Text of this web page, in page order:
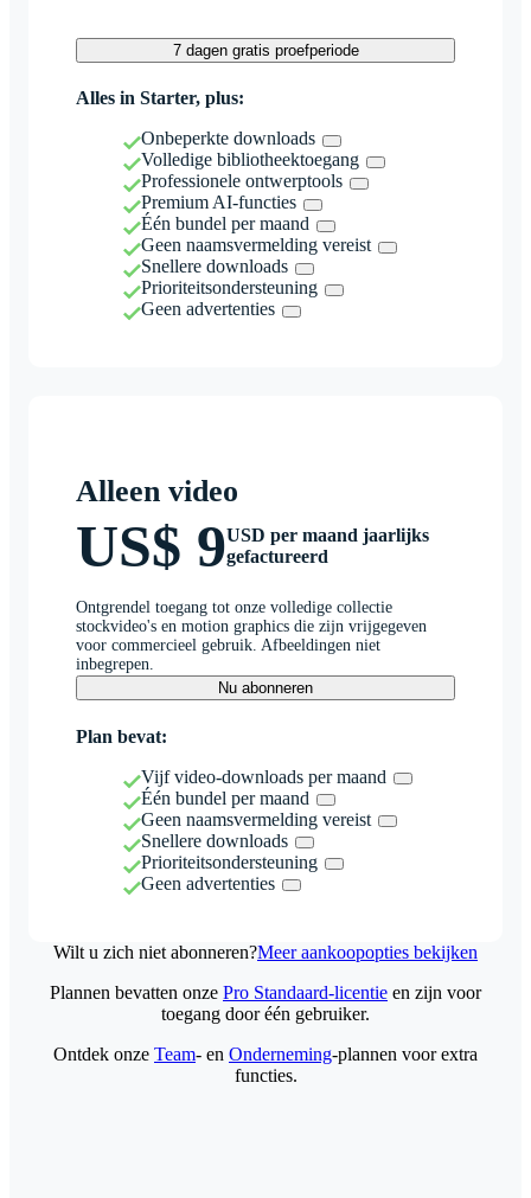
7 dagen gratis proefperiode
Alles in Starter, plus:
Onbeperkte downloads
Volledige bibliotheektoegang
Professionele ontwerptools
Premium AI-functies
Één bundel per maand
Geen naamsvermelding vereist
Snellere downloads
Prioriteitsondersteuning
Geen advertenties
Alleen video
US$ 9USD per maand jaarlijks
gefactureerd
Ontgrendel toegang tot onze volledige collectie
stockvideo's en motion graphics die zijn vrijgegeven
voor commercieel gebruik. Afbeeldingen niet
inbegrepen.
Nu abonneren
Plan bevat:
Vijf video-downloads per maand
Één bundel per maand
Geen naamsvermelding vereist
Snellere downloads
Prioriteitsondersteuning
Geen advertenties
Wilt u zich niet abonneren?Meer aankoopopties bekijken
Plannen bevatten onze Pro Standaard-licentie en zijn voor
toegang door één gebruiker.
Ontdek onze Team- en Onderneming-plannen voor extra
functies.